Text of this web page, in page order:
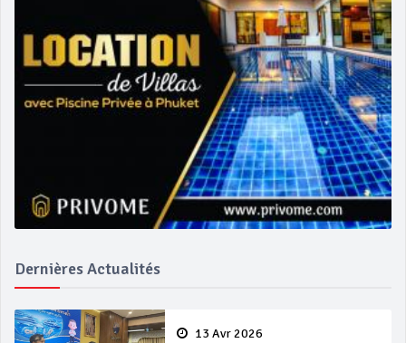
Dernières Actualités
13 Avr 2026